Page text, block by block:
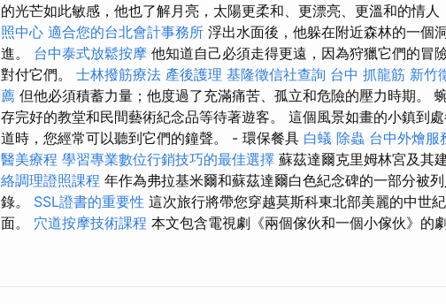
的光芒如此敏感，他也了解月亮，太陽更柔和、更漂亮、更溫和的情人
照中心 適合您的台北會計事務所 浮出水面後，他躲在附近森林的一個
進。 台中泰式放鬆按摩 他知道自己必須走得更遠，因為狩獵它們的冒
對付它們。 士林撥筋療法 產後護理 基隆徵信社查詢 台中 抓龍筋 新竹
薦 但他必須積蓄力量；他度過了充滿痛苦、孤立和危險的壓力時期。
存完好的教堂和民間藝術紀念品等待著遊客。 這個風景如畫的小鎮到
道時，您經常可以聽到它們的鐘聲。 - 環保餐具 白蟻 除蟲 台中外燴服
醫美療程 學習專業數位行銷技巧的最佳選擇 蘇茲達爾克里姆林宮及其
絡調理證照課程 年作為弗拉基米爾和蘇茲達爾白色紀念碑的一部分被
錄。 SSL證書的重要性 這次旅行將帶您穿越莫斯科東北部美麗的中世
面。 穴道按摩技術課程 本文包含電視劇《兩個傢伙和一個小傢伙》的